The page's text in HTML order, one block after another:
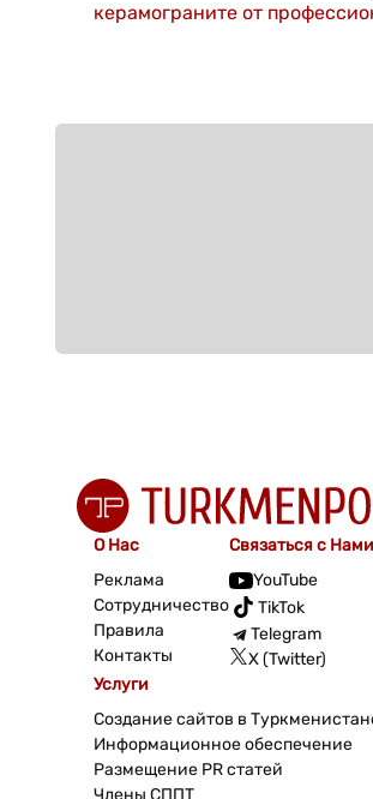
керамограните от
О Нас
Реклама
Сотрудничество
Правила
Контакты
Связаться с Нами
YouTube
TikTok
Telegram
X (Twitter)
Услуги
Создание сайтов в
Информационное обеспечение
Размещение PR статей